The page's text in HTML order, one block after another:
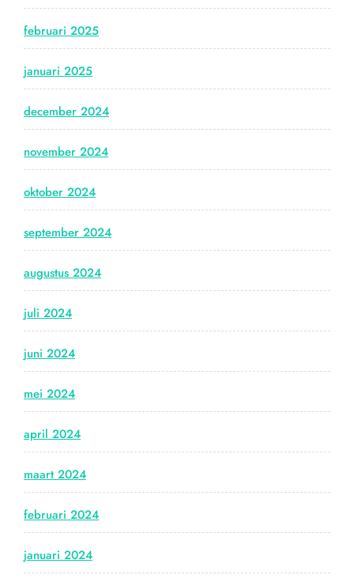
februari 2025
januari 2025
december 2024
november 2024
oktober 2024
september 2024
augustus 2024
juli 2024
juni 2024
mei 2024
april 2024
maart 2024
februari 2024
januari 2024